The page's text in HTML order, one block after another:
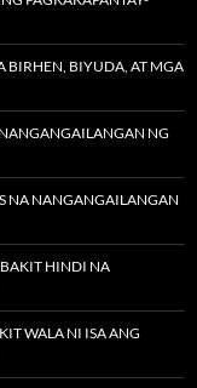
BIRHEN, BIYUDA, AT MGA
NG
NA NANGANGAILANGAN
HINDI NA
WALA NI ISA ANG